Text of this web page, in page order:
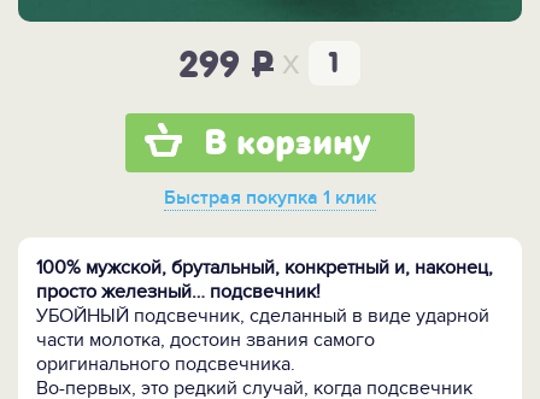
299 P x
В корзину
Быстрая покупка 1 клик
100% мужской, брутальный, конкретный и, наконец,
просто железный… подсвечник!
УБОЙНЫЙ подсвечник, сделанный в виде ударной
части молотка, достоин звания самого
оригинального подсвечника.
Во-первых, это редкий случай, когда подсвечник